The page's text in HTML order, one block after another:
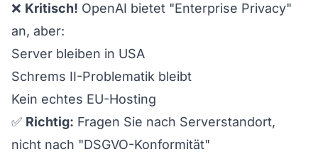
❌ Kritisch! OpenAI bietet "Enterprise Privacy"
an, aber:
Server bleiben in USA
Schrems II-Problematik bleibt
Kein echtes EU-Hosting
✅ Richtig: Fragen Sie nach Serverstandort,
nicht nach "DSGVO-Konformität"